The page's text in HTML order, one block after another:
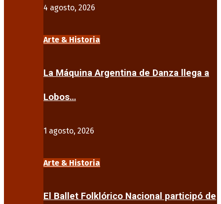
4 agosto, 2026
Arte & Historia
La Máquina Argentina de Danza llega a
Lobos…
1 agosto, 2026
Arte & Historia
El Ballet Folklórico Nacional participó de